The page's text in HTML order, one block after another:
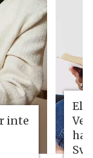
inte
ha